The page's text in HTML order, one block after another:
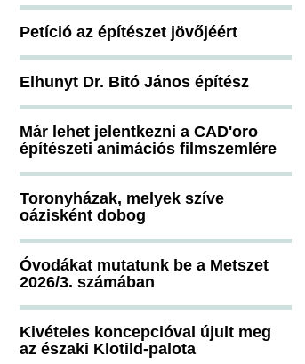
Petíció az építészet jövőjéért
Elhunyt Dr. Bitó János építész
Már lehet jelentkezni a CAD'oro
építészeti animációs filmszemlére
Toronyházak, melyek szíve
oázisként dobog
Óvodákat mutatunk be a Metszet
2026/3. számában
Kivételes koncepcióval újult meg
az északi Klotild-palota